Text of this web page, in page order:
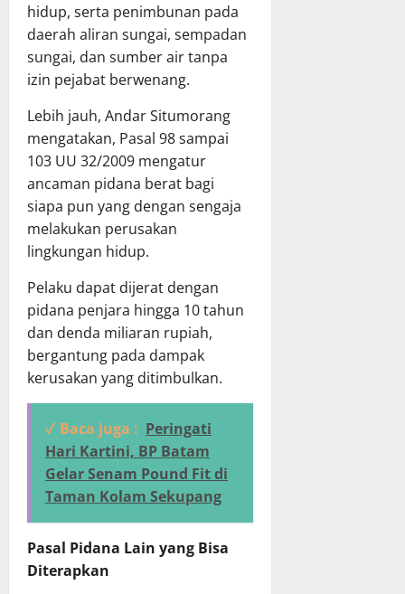
hidup, serta penimbunan pada
daerah aliran sungai, sempadan
sungai, dan sumber air tanpa
izin pejabat berwenang.
Lebih jauh, Andar Situmorang
mengatakan, Pasal 98 sampai
103 UU 32/2009 mengatur
ancaman pidana berat bagi
siapa pun yang dengan sengaja
melakukan perusakan
lingkungan hidup.
Pelaku dapat dijerat dengan
pidana penjara hingga 10 tahun
dan denda miliaran rupiah,
bergantung pada dampak
kerusakan yang ditimbulkan.
✓ Baca juga : Peringati
Hari Kartini, BP Batam
Gelar Senam Pound Fit di
Taman Kolam Sekupang
Pasal Pidana Lain yang Bisa
Diterapkan